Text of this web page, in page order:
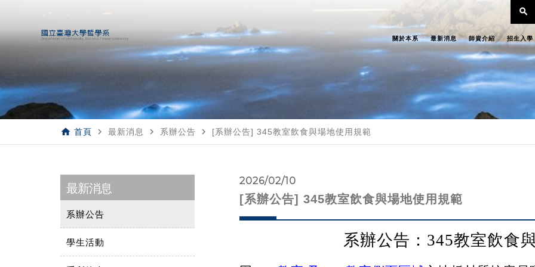
search
關於本系 最新消息 師資介紹 招生入學
home 首頁 navigate_next 最新消息 navigate_next 系辦公告 navigate_next [系辦公告] 345教室飲食與場地使用規範
最新消息
系辦公告
學生活動
2026/02/10
[系辦公告] 345教室飲食與場地使用規範
系辦公告：345教室飲食